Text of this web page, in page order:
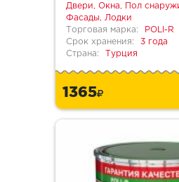
Двери, Окна, Пол
Фасады, Лодки
Торговая марка:
POLI-R
Срок хранения:
3 года
Страна:
Турция
1365